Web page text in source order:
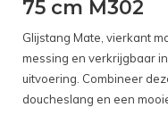
75 cm M302
Glijstang Mate, vierkant
messing en verkrijgbaar
uitvoering. Combineer
doucheslang en een